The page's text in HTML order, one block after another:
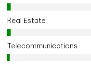
Real Estate
Telecommunications